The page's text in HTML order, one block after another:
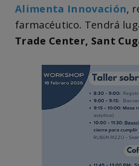
Alimenta Innovación,
farmacéutico. Tendrá
Trade Center, Sant